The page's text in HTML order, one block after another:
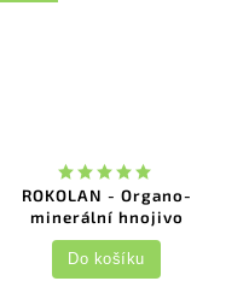
ROKOLAN - Organo-
minerální hnojivo
Do košíku